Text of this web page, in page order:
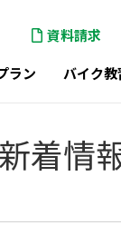
資料請求
ラン バイク
新着情